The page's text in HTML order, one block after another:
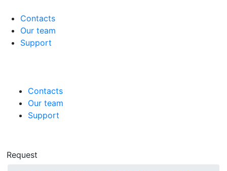
Contacts
Our team
Support
Contacts
Our team
Support
Request